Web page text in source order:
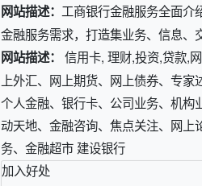
网站描述： 工商银行金融服务全面介
金融服务需求，打造集业务、信息、
网站描述： 信用卡, 理财,投资,贷款,
上外汇、网上期货、网上债券、专
个人金融、银行卡、公司业务、机
动天地、金融咨询、焦点关注、网
务、金融超市 建设银行
加入好处